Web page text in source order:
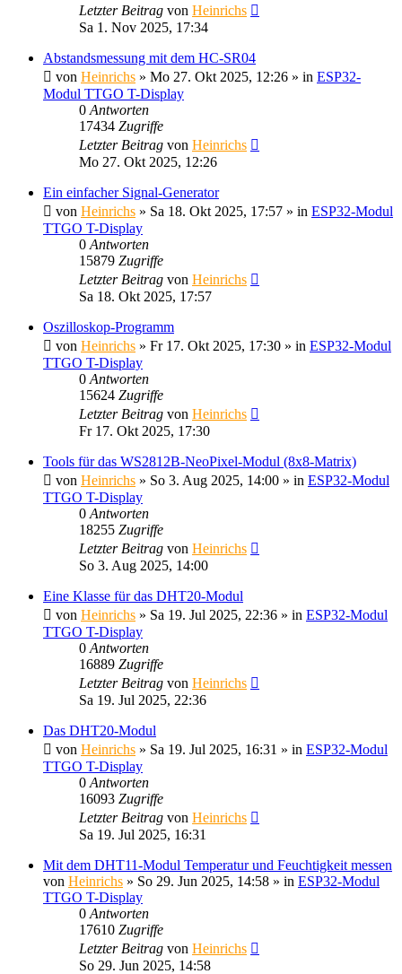
Letzter Beitrag von Heinrichs
Sa 1. Nov 2025, 17:34
Abstandsmessung mit dem HC-SR04
von Heinrichs » Mo 27. Okt 2025, 12:26 » in ESP32-
Modul TTGO T-Display
0 Antworten
17434 Zugriffe
Letzter Beitrag von Heinrichs
Mo 27. Okt 2025, 12:26
Ein einfacher Signal-Generator
von Heinrichs » Sa 18. Okt 2025, 17:57 » in ESP32-Modul
TTGO T-Display
0 Antworten
15879 Zugriffe
Letzter Beitrag von Heinrichs
Sa 18. Okt 2025, 17:57
Oszilloskop-Programm
von Heinrichs » Fr 17. Okt 2025, 17:30 » in ESP32-Modul
TTGO T-Display
0 Antworten
15624 Zugriffe
Letzter Beitrag von Heinrichs
Fr 17. Okt 2025, 17:30
Tools für das WS2812B-NeoPixel-Modul (8x8-Matrix)
von Heinrichs » So 3. Aug 2025, 14:00 » in ESP32-Modul
TTGO T-Display
0 Antworten
18255 Zugriffe
Letzter Beitrag von Heinrichs
So 3. Aug 2025, 14:00
Eine Klasse für das DHT20-Modul
von Heinrichs » Sa 19. Jul 2025, 22:36 » in ESP32-Modul
TTGO T-Display
0 Antworten
16889 Zugriffe
Letzter Beitrag von Heinrichs
Sa 19. Jul 2025, 22:36
Das DHT20-Modul
von Heinrichs » Sa 19. Jul 2025, 16:31 » in ESP32-Modul
TTGO T-Display
0 Antworten
16093 Zugriffe
Letzter Beitrag von Heinrichs
Sa 19. Jul 2025, 16:31
Mit dem DHT11-Modul Temperatur und Feuchtigkeit messen
von Heinrichs » So 29. Jun 2025, 14:58 » in ESP32-Modul
TTGO T-Display
0 Antworten
17610 Zugriffe
Letzter Beitrag von Heinrichs
So 29. Jun 2025, 14:58